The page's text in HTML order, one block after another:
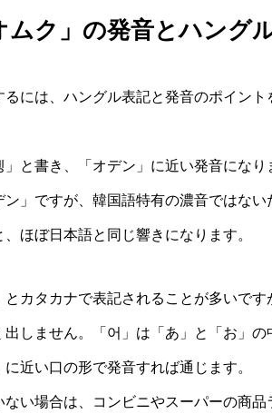
ムク」の発音とハング
には、ハングル表記と発音のポイン
と書き、「オデン」に近い発音にな
」ですが、韓国語特有の濃音ではな
ほぼ日本語と同じ響きになります。
カタカナで表記されることが多いで
出しません。「어」は「あ」と「お」
近い口の形で発音すれば通じます。
い場合は、コンビニやスーパーの商